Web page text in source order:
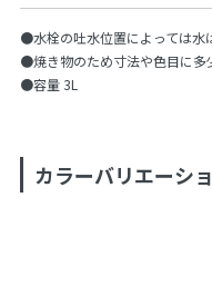
●水栓の吐水位置によっては水
●焼き物のため寸法や色目に多
●容量 3L
カラーバリエーシ